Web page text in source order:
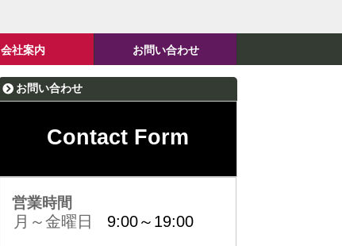
会社案内 お問い合わせ
お問い合わせ
Contact Form
営業時間
月～金曜日 9:00～19:00